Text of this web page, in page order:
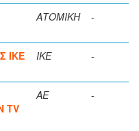
ΑΤΟΜΙΚΗ -
ΙΚΕ ΙΚΕ -
TV
ΑΕ -